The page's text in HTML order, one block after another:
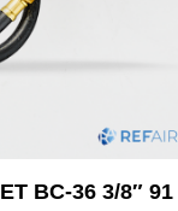
BC-36 3/8″ 91